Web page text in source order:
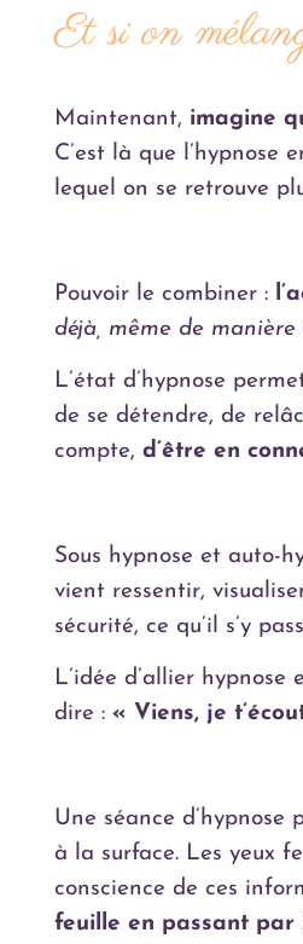
Et si on
Maintenant, imagine
C’est là que l’hypnose
lequel on se retrouve
Pouvoir le combiner :
déjà, même de
L’état d’hypnose
de se détendre, de
compte, d’être en
Sous hypnose et auto-
vient ressentir,
sécurité, ce qu’il s’y
L’idée d’allier
dire : « Viens, je
Une séance
à la surface. Les yeux
conscience de ces
feuille en passant par